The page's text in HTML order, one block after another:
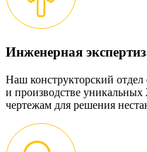
Инженерная
Наш конструкторский отдел
и производстве
чертежам для решения